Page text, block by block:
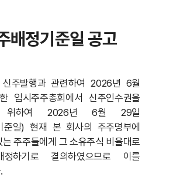
배정기준일 공고
주발행과 관련하여 2026년 6월
임시주주총회에서 신주인수권을
위하여 2026년 6월 29일
준일) 현재 본 회사의 주주명부에
주주들에게 그 소유주식 비율대로
하기로 결의하였으므로 이를